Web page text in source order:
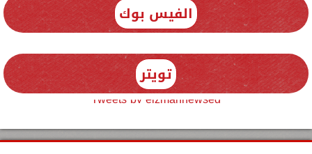
الفيس بوك
تويتر
Tweets by elzmannewseg